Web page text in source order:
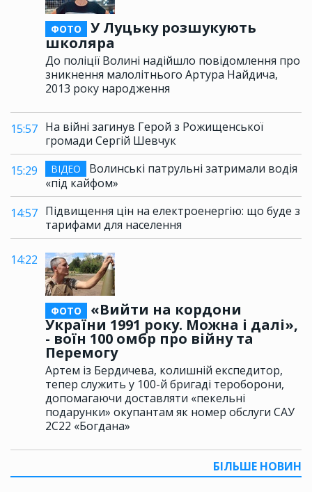
ФОТО
У Луцьку розшукують
школяра
До поліції Волині надійшло повідомлення про
зникнення малолітнього Артура Найдича,
2013 року народження
15:57 На війні загинув Герой з Рожищенської
громади Сергій Шевчук
15:29
ВІДЕО
Волинські патрульні затримали водія
«під кайфом»
14:57 Підвищення цін на електроенергію: що буде з
тарифами для населення
14:22
ФОТО
«Вийти на кордони
України 1991 року. Можна і далі»,
- воїн 100 омбр про війну та
Перемогу
Артем із Бердичева, колишній експедитор,
тепер служить у 100-й бригаді тероборони,
допомагаючи доставляти «пекельні
подарунки» окупантам як номер обслуги САУ
2С22 «Богдана»
БІЛЬШЕ НОВИН